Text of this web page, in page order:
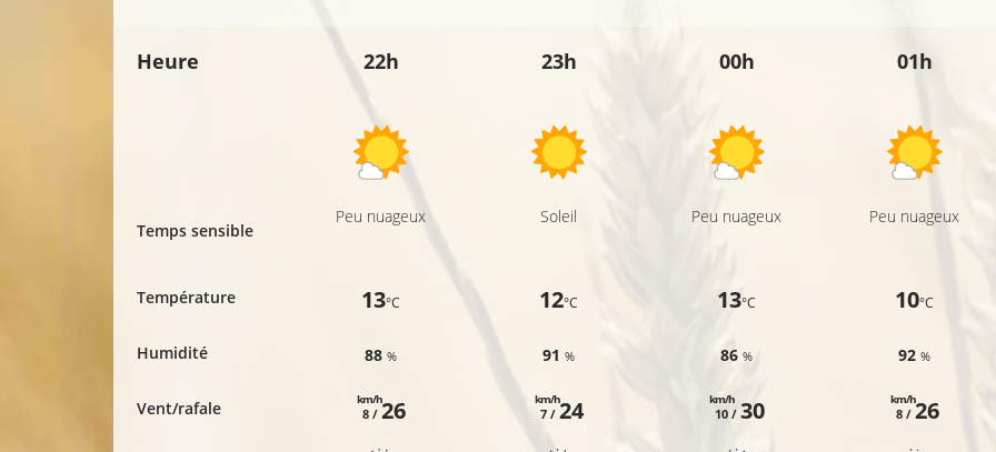
15°C
Heure
Temps sensible
Température
Humidité
Vent/rafale
22h
Peu nuageux
13°C
88%
8 /
km/h26
23h
Soleil
12°C
91%
7 /
km/h24
00h
Peu nuageux
13°C
86%
10 /
km/h 30
01h
Peu nuageux
10°C
92%
8 /
km/h26